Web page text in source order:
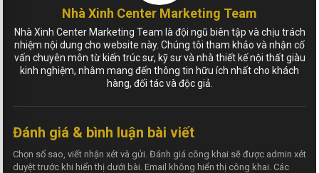
Nhà Xinh Center Marketing Team
Nhà Xinh Center Marketing Team là đội ngũ biên tập và chịu trách
nhiệm nội dung cho website này. Chúng tôi tham khảo và nhận cố
vấn chuyên môn từ kiến trúc sư, kỹ sư và nhà thiết kế nội thất giàu
kinh nghiệm, nhằm mang đến thông tin hữu ích nhất cho khách
hàng, đối tác và độc giả.
Đánh giá & bình luận bài viết
Chọn số sao, viết nhận xét và gửi. Đánh giá công khai sẽ được admin xét
duyệt trước khi hiển thị dưới bài. Email không hiển thị công khai. Các